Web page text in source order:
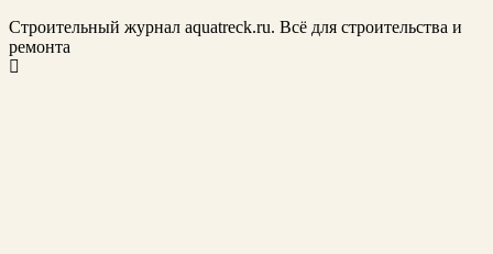
Строительный журнал aquatreck.ru. Всё для строительства и
ремонта